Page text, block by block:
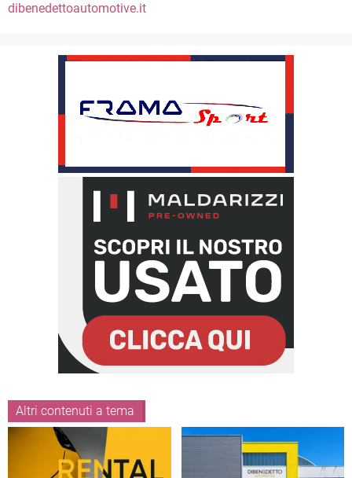
dibenedettoautomotive.it
Altri contenuti a tema